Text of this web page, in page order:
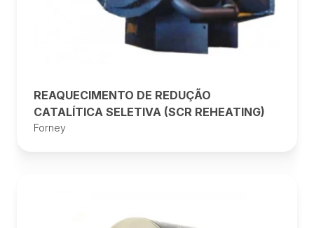
REAQUECIMENTO DE REDUÇÃO
CATALÍTICA SELETIVA (SCR REHEATING)
Forney